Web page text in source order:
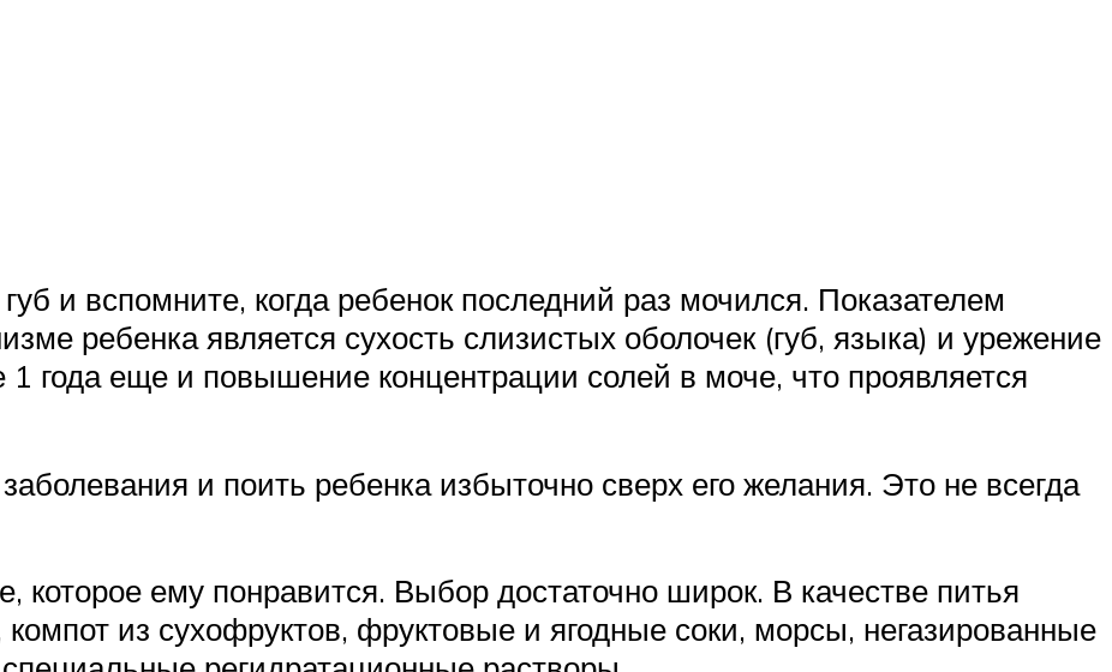
и вспомните, когда ребенок последний раз мочился. Показателем
ребенка является сухость слизистых оболочек (губ, языка) и урежение
года еще и повышение концентрации солей в моче, что проявляется
и поить ребенка избыточно сверх его желания. Это не всегда
которое ему понравится. Выбор достаточно широк. В качестве питья
из сухофруктов, фруктовые и ягодные соки, морсы, негазированные